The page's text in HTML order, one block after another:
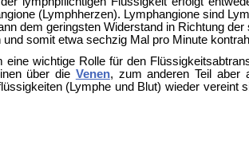
(Lymphherzen). Lymphangione sind
dem geringsten Widerstand in Richtung
somit etwa sechzig Mal pro Minute
wichtige Rolle für den
über die Venen, zum anderen Teil aber
(Lymphe und Blut) wieder